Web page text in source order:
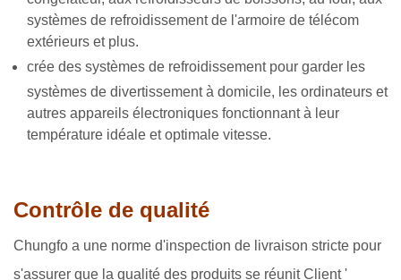
systèmes de refroidissement de l'armoire de télécom
extérieurs et plus.
crée des systèmes de refroidissement pour garder les
systèmes de divertissement à domicile, les ordinateurs et
autres appareils électroniques fonctionnant à leur
température idéale et optimale vitesse.
Contrôle de qualité
Chungfo a une norme d'inspection de livraison stricte pour
s'assurer que la qualité des produits se réunit Client '